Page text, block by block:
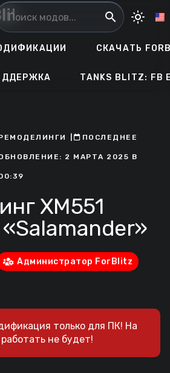
search light_mode
СКАЧАТЬ
TANKS BLITZ: FB
ㅤПОСЛЕДНЕЕ
2 МАРТА 2025 В
XM551
Администратор ForBlitz
только для ПК! На
не будет!